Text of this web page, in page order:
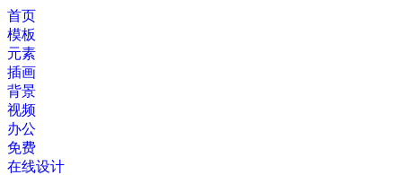
首页
模板
元素
插画
背景
视频
办公
免费
在线设计